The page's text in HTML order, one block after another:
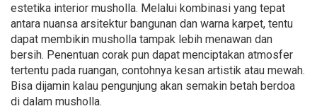
estetika interior musholla. Melalui kombinasi yang tepat
antara nuansa arsitektur bangunan dan warna karpet, tentu
dapat membikin musholla tampak lebih menawan dan
bersih. Penentuan corak pun dapat menciptakan atmosfer
tertentu pada ruangan, contohnya kesan artistik atau mewah.
Bisa dijamin kalau pengunjung akan semakin betah berdoa
di dalam musholla.